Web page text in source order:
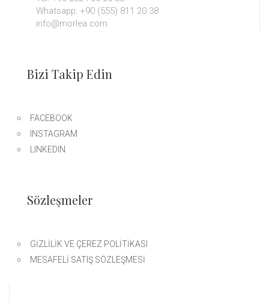
Whatsapp: +90 (555) 811 20 38
info@morlea.com
Bizi Takip Edin
FACEBOOK
INSTAGRAM
LINKEDIN
Sözleşmeler
GIZLILIK VE ÇEREZ POLITIKASI
MESAFELI SATIŞ SÖZLEŞMESI